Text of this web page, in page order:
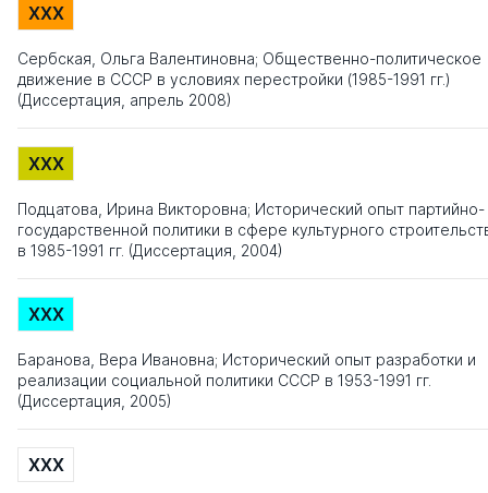
XXX
Сербская, Ольга Валентиновна; Общественно-политическое
движение в СССР в условиях перестройки (1985-1991 гг.)
(Диссертация, апрель 2008)
XXX
Подцатова, Ирина Викторовна; Исторический опыт партийно-
государственной политики в сфере культурного
в 1985-1991 гг. (Диссертация, 2004)
XXX
Баранова, Вера Ивановна; Исторический опыт разработки и
реализации социальной политики СССР в 1953-1991 гг.
(Диссертация, 2005)
XXX